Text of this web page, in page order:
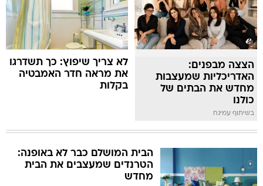
הצצה מבפנים:
האדריכליות שמעצבות
מחדש את הבתים של
כולנו
בשיתוף עמינח
לא צריך שיפוץ: כך תשדרגו
את מראה חדר האמבטיה
בקלות
הבית המושלם כבר לא באופנה:
הטרנדים שמעצבים את הבית
מחדש